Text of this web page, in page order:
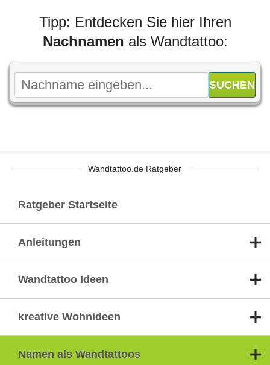
Tipp: Entdecken Sie hier Ihren
Nachnamen als Wandtattoo:
Wandtattoo.de Ratgeber
Ratgeber Startseite
Anleitungen
Wandtattoo Ideen
kreative Wohnideen
Namen als Wandtattoos